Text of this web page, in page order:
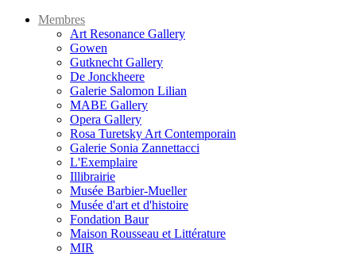
Membres
Art Resonance Gallery
Gowen
Gutknecht Gallery
De Jonckheere
Galerie Salomon Lilian
MABE Gallery
Opera Gallery
Rosa Turetsky Art Contemporain
Galerie Sonia Zannettacci
L'Exemplaire
Illibrairie
Musée Barbier-Mueller
Musée d'art et d'histoire
Fondation Baur
Maison Rousseau et Littérature
MIR